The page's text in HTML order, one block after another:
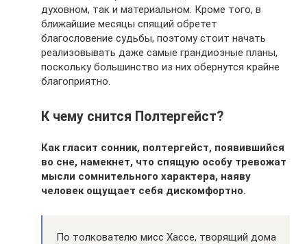
духовном, так и материальном. Кроме того, в
ближайшие месяцы спящий обретет
благословение судьбы, поэтому стоит начать
реализовывать даже самые грандиозные планы,
поскольку большинство из них обернутся крайне
благоприятно.
К чему снится Полтергейст?
Как гласит сонник, полтергейст, появившийся
во сне, намекнет, что спящую особу тревожат
мысли сомнительного характера, наяву
человек ощущает себя дискомфортно.
По толкователю мисс Хассе, творящий дома